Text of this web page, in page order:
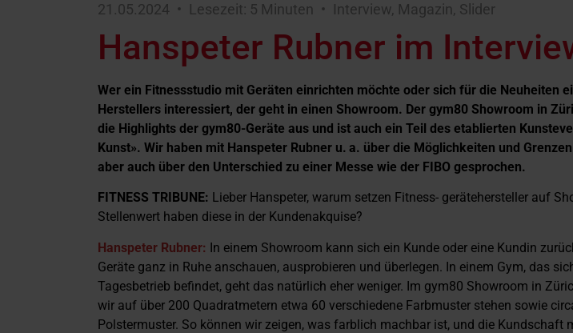
21.05.2024 Lesezeit: 5 Minuten Interview, Magazin, Slider
Hanspeter Rubner im
Wer ein Fitnessstudio mit Geräten einrichten möchte oder sich für die Neuheiten
Herstellers interessiert, der geht in einen Showroom. Der gym80 Showroom in
die Highlights der gym80-Geräte aus und ist auch ein Teil des etablierten
Kunst». Wir haben mit Hanspeter Rubner u. a. über die Möglichkeiten und
aber auch über den Unterschied zu einer Messe wie der FIBO gesprochen.
FITNESS TRIBUNE: Lieber Hanspeter, warum setzen Fitness- gerätehersteller auf
Stellenwert haben diese in der Kundenakquise?
Hanspeter Rubner: In einem Showroom kann sich ein Kunde oder eine Kundin
Geräte ganz in Ruhe anschauen, ausprobieren und überlegen. In einem Gym, das
Tagesbetrieb befindet, geht das natürlich eher weniger. Im gym80 Showroom in
wir auf über 200 Quadratmetern etwa 60 verschiedene Farbmuster stehen sowie
Polstermuster. So können wir zeigen, was farblich machbar ist, und die Kundschaft